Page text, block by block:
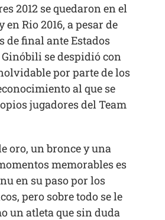
2012 se quedaron en el
en Rio 2016, a pesar de
de final ante Estados
se despidió con
por parte de los
al que se
jugadores del Team
oro, un bronce y una
memorables es
en su paso por los
pero sobre todo se le
un atleta que sin duda